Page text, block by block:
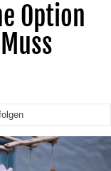
Option